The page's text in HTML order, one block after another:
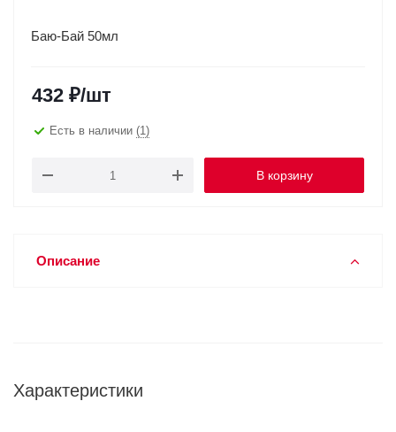
Баю-Бай 50мл
432 ₽/шт
Есть в наличии (1)
В корзину
Описание
Характеристики